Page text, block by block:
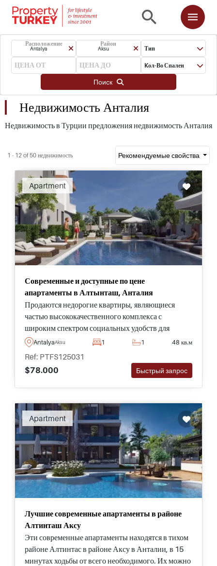
Расположение
Antalya
Район
Aksu Тип
Kол-Во Спален
Поиск
Недвижимость Анталия
Недвижимость в Турции предложения недвижимость Анталия
1 - 12 of 50 недвижимость Рекомендуемые свойства
Apartment
Современные и доступные по цене
апартаменты в Алтынташ, Анталия
Продаются недорогие квартиры, являющиеся
частью высококачественного комплекса с
широким спектром социальных удобств для
жителей, в развивающемся районе Алтынташ в
AntalyaAksu 1 1 48 кв.м
Ref: PTFS125031
$78.000
Быстрый запрос
Apartment
Лучшие современные апартаменты в районе
Алтинташ Аксу
Эти современные апартаменты находятся в тихом
районе Алтинтас в районе Аксу в Анталии, в 15
минутах ходьбы от всего необходимого. Их можно